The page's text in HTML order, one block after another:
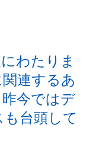
わたりま
連するあ
今ではデ
台頭して